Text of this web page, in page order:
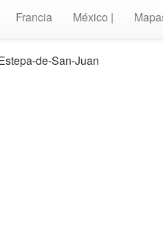
Francia México |
de-San-Juan